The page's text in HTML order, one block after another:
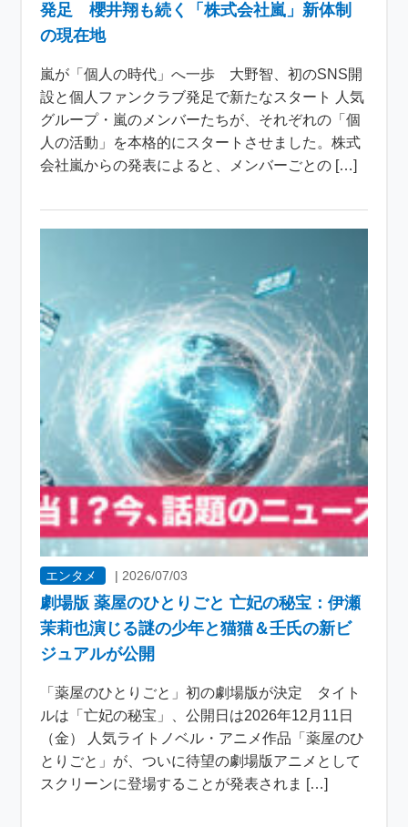
発足 櫻井翔も続く「株式会社嵐」新体制
の現在地
嵐が「個人の時代」へ一歩 大野智、初のSNS開
設と個人ファンクラブ発足で新たなスタート 人気
グループ・嵐のメンバーたちが、それぞれの「個
人の活動」を本格的にスタートさせました。株式
会社嵐からの発表によると、メンバーごとの […]
エンタメ | 2026/07/03
劇場版 薬屋のひとりごと 亡妃の秘宝：伊瀬
茉莉也演じる謎の少年と猫猫＆壬氏の新ビ
ジュアルが公開
「薬屋のひとりごと」初の劇場版が決定 タイト
ルは「亡妃の秘宝」、公開日は2026年12月11日
（金） 人気ライトノベル・アニメ作品「薬屋のひ
とりごと」が、ついに待望の劇場版アニメとして
スクリーンに登場することが発表されま […]